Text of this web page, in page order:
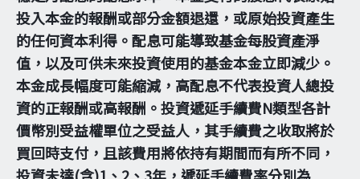
投入本金的報酬或部分金額退還，或原始投資產生
的任何資本利得。配息可能導致基金每股資產淨
值，以及可供未來投資使用的基金本金立即減少。
本金成長幅度可能縮減，高配息不代表投資人總投
資的正報酬或高報酬。投資遞延手續費N類型各計
價幣別受益權單位之受益人，其手續費之收取將於
買回時支付，且該費用將依持有期間而有所不同，